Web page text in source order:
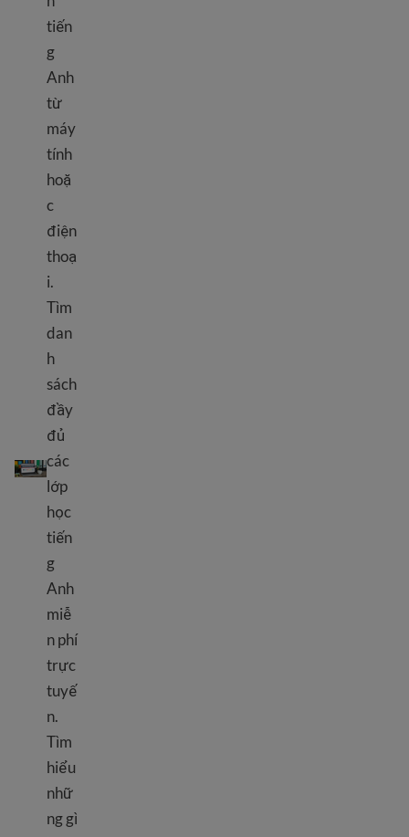
tiến
g
Anh
từ
máy
tính
hoặ
c
điện
thoạ
i.
Tìm
dan
h
sách
đầy
đủ
các
lớp
học
tiến
g
Anh
miễ
n phí
trực
tuyế
n.
Tìm
hiểu
nhữ
ng gì